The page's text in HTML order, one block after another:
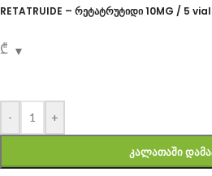
RETATRUIDE – რეტატრუტიდი 10MG / 5
₾
- +
ᲙᲐᲚᲐᲗᲐᲨᲘ